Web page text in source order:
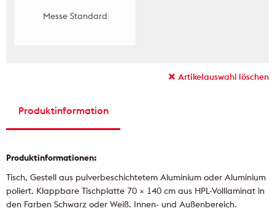
Messe Standard
Artikelauswahl löschen
Produktinformation
Produktinformationen:
Tisch, Gestell aus pulverbeschichtetem Aluminium oder Aluminium
poliert. Klappbare Tischplatte 70 × 140 cm aus HPL-Volllaminat in
den Farben Schwarz oder Weiß. Innen- und Außenbereich.